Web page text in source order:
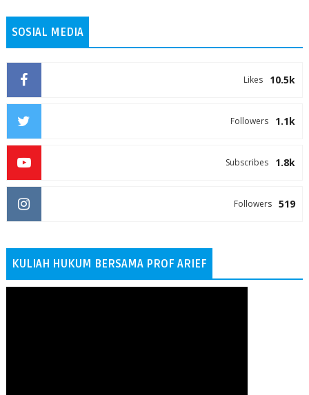
SOSIAL MEDIA
10.5k
Likes
1.1k
Followers
1.8k
Subscribes
519
Followers
KULIAH HUKUM BERSAMA PROF ARIEF